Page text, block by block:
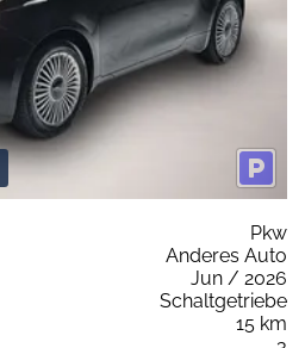
Pkw
Anderes Auto
Jun / 2026
Schaltgetriebe
15 km